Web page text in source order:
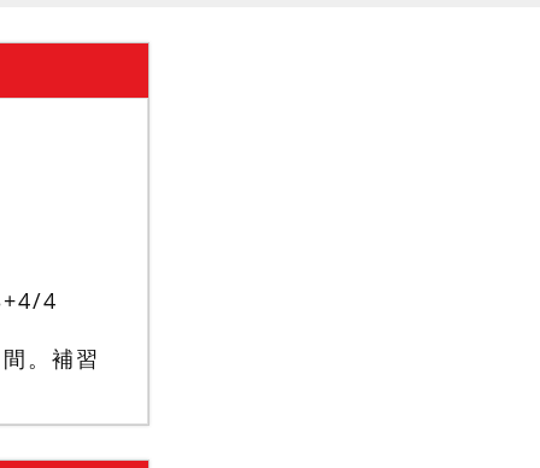
/4
。補習